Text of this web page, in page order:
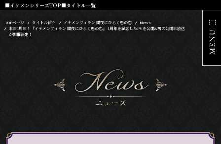
■イケメンシリーズTOP■タイトル一覧
TOPページ タイトル紹介 イケメンヴィラン 闇夜にひらく悪の恋
News
本日1周年！『イケメンヴィラン 闇夜にひらく悪の恋』 1周年を記念したPVを公開&初の公開生放送
が開催決定！